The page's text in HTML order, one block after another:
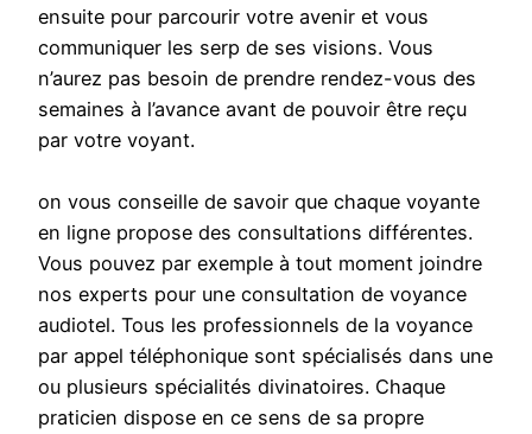
ensuite pour parcourir votre avenir et vous
communiquer les serp de ses visions. Vous
n’aurez pas besoin de prendre rendez-vous des
semaines à l’avance avant de pouvoir être reçu
par votre voyant.
on vous conseille de savoir que chaque voyante
en ligne propose des consultations différentes.
Vous pouvez par exemple à tout moment joindre
nos experts pour une consultation de voyance
audiotel. Tous les professionnels de la voyance
par appel téléphonique sont spécialisés dans une
ou plusieurs spécialités divinatoires. Chaque
praticien dispose en ce sens de sa propre